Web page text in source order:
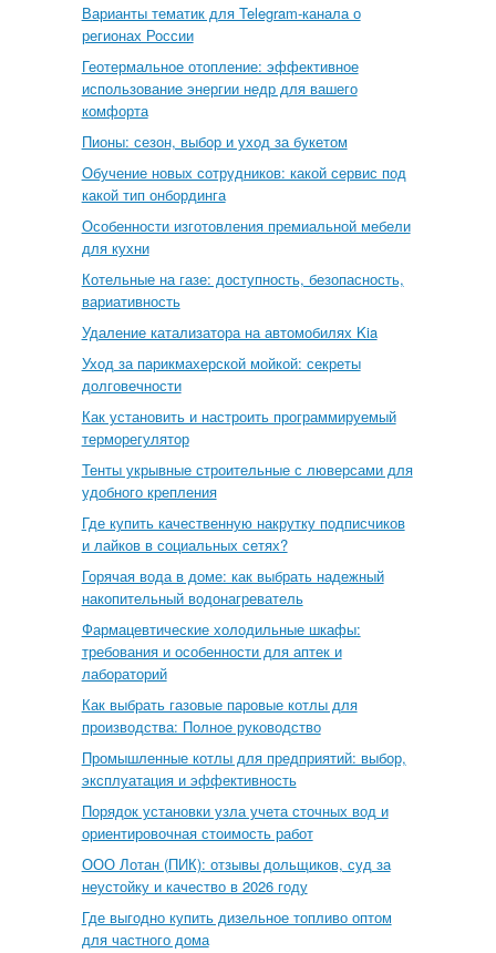
Варианты тематик для Telegram-канала о
регионах России
Геотермальное отопление: эффективное
использование энергии недр для вашего
комфорта
Пионы: сезон, выбор и уход за букетом
Обучение новых сотрудников: какой сервис под
какой тип онбординга
Особенности изготовления премиальной мебели
для кухни
Котельные на газе: доступность, безопасность,
вариативность
Удаление катализатора на автомобилях Kia
Уход за парикмахерской мойкой: секреты
долговечности
Как установить и настроить программируемый
терморегулятор
Тенты укрывные строительные с люверсами для
удобного крепления
Где купить качественную накрутку подписчиков
и лайков в социальных сетях?
Горячая вода в доме: как выбрать надежный
накопительный водонагреватель
Фармацевтические холодильные шкафы:
требования и особенности для аптек и
лабораторий
Как выбрать газовые паровые котлы для
производства: Полное руководство
Промышленные котлы для предприятий: выбор,
эксплуатация и эффективность
Порядок установки узла учета сточных вод и
ориентировочная стоимость работ
ООО Лотан (ПИК): отзывы дольщиков, суд за
неустойку и качество в 2026 году
Где выгодно купить дизельное топливо оптом
для частного дома